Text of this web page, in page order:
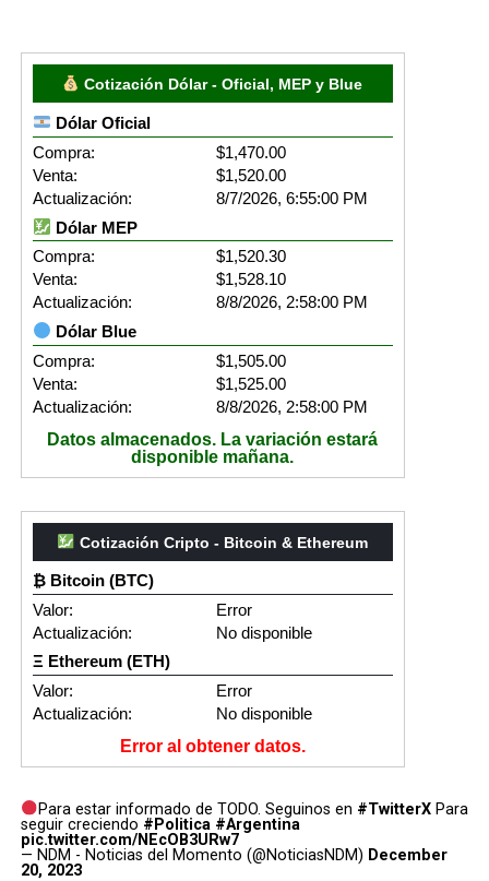
Cotización Dólar - Oficial, MEP y Blue
Dólar Oficial
Compra:
$1,470.00
Venta:
$1,520.00
Actualización:
8/7/2026, 6:55:00 PM
Dólar MEP
Compra:
$1,520.30
Venta:
$1,528.10
Actualización:
8/8/2026, 2:58:00 PM
Dólar Blue
Compra:
$1,505.00
Venta:
$1,525.00
Actualización:
8/8/2026, 2:58:00 PM
Datos almacenados. La variación estará
disponible mañana.
Cotización Cripto - Bitcoin & Ethereum
₿ Bitcoin (BTC)
Valor:
Error
Actualización:
No disponible
Ξ Ethereum (ETH)
Valor:
Error
Actualización:
No disponible
Error al obtener datos.
Para estar informado de TODO. Seguinos en #TwitterX Para
seguir creciendo #Politica #Argentina
pic.twitter.com/NEcOB3URw7
— NDM - Noticias del Momento (@NoticiasNDM) December
20, 2023